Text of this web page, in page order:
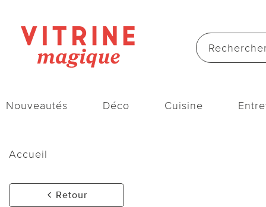
Nouveautés Déco Cuisine
Accueil
Retour